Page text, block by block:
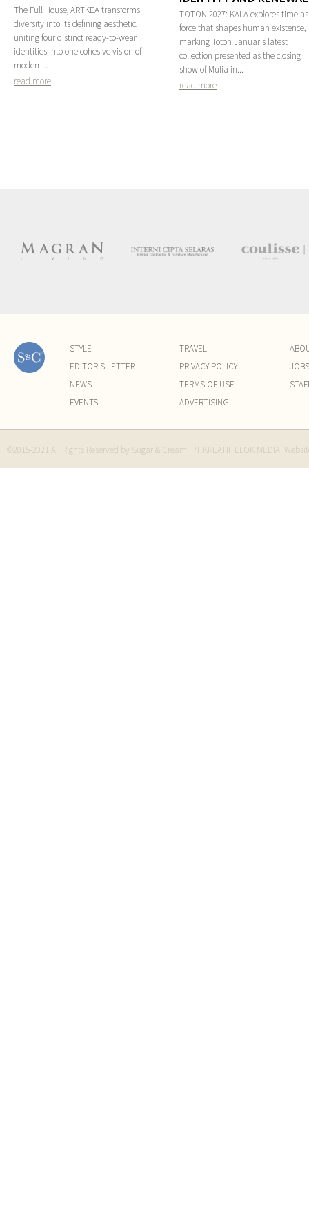
The Full House, ARTKEA transforms
diversity into its defining aesthetic,
uniting four distinct ready-to-wear
identities into one cohesive vision of
modern...
read more
TOTON 2027: KALA explores time
force that shapes human existence,
marking Toton Januar's latest
collection presented as the closing
show of Mulia in...
read more
STYLE
EDITOR'S LETTER
NEWS
EVENTS
TRAVEL
PRIVACY POLICY
TERMS OF USE
ADVERTISING
JOBS
©2015-2021 All Rights Reserved by Sugar & Cream. PT KREATIF ELOK MEDIA.